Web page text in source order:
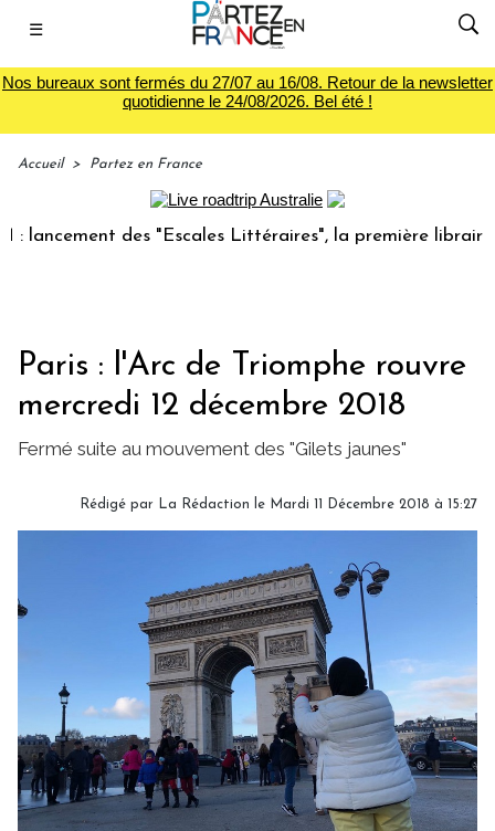
☰
Nos bureaux sont fermés du 27/07 au 16/08. Retour de la newsletter
quotidienne le 24/08/2026. Bel été !
Accueil > Partez en France
des "Escales Littéraires", la première librairie du
Paris : l'Arc de Triomphe rouvre
mercredi 12 décembre 2018
Fermé suite au mouvement des "Gilets jaunes"
Rédigé par La Rédaction le Mardi 11 Décembre 2018 à 15:27